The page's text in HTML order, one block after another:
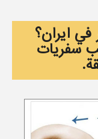
ايران؟
سفريات